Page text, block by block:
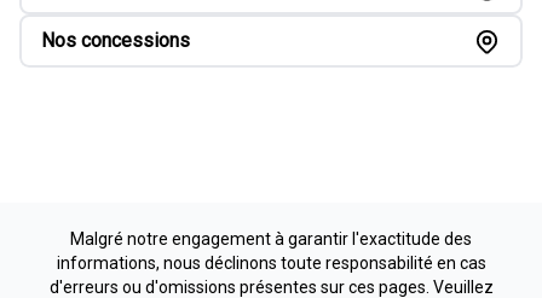
Nos concessions
Malgré notre engagement à garantir l'exactitude des
informations, nous déclinons toute responsabilité en cas
d'erreurs ou d'omissions présentes sur ces pages. Veuillez